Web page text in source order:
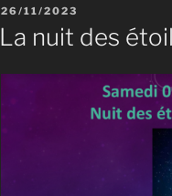
vies
PUBLIÉ
LE
26/11/2023
La nuit des